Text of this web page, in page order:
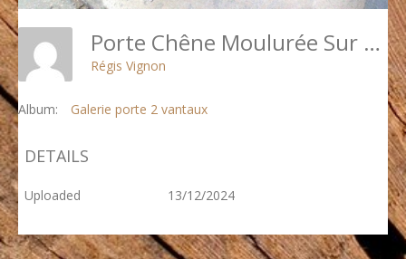
Porte Chêne Moulurée Sur Rue 129 Av De Saint Ouen (10) Détail Laiton Poli
Régis Vignon
Album: Galerie porte 2 vantaux
DETAILS
Uploaded 13/12/2024